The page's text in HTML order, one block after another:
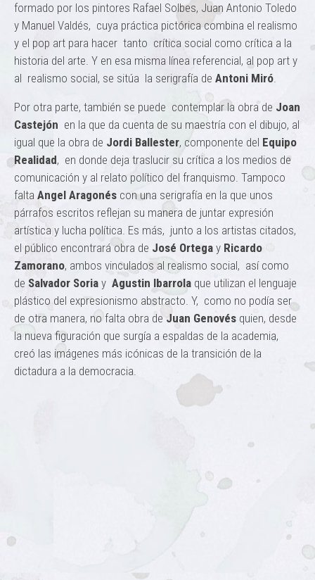
formado por los pintores Rafael Solbes, Juan Antonio Toledo
y Manuel Valdés, cuya práctica pictórica combina el realismo
y el pop art para hacer tanto crítica social como crítica a la
historia del arte. Y en esa misma línea referencial, al pop art y
al realismo social, se sitúa la serigrafía de Antoni Miró.
Por otra parte, también se puede contemplar la obra de Joan
Castejón en la que da cuenta de su maestría con el dibujo, al
igual que la obra de Jordi Ballester, componente del Equipo
Realidad, en donde deja traslucir su crítica a los medios de
comunicación y al relato político del franquismo. Tampoco
falta Angel Aragonés con una serigrafía en la que unos
párrafos escritos reflejan su manera de juntar expresión
artística y lucha política. Es más, junto a los artistas citados,
el público encontrará obra de José Ortega y Ricardo
Zamorano, ambos vinculados al realismo social, así como
de Salvador Soria y Agustin Ibarrola que utilizan el lenguaje
plástico del expresionismo abstracto. Y, como no podía ser
de otra manera, no falta obra de Juan Genovés quien, desde
la nueva figuración que surgía a espaldas de la academia,
creó las imágenes más icónicas de la transición de la
dictadura a la democracia.